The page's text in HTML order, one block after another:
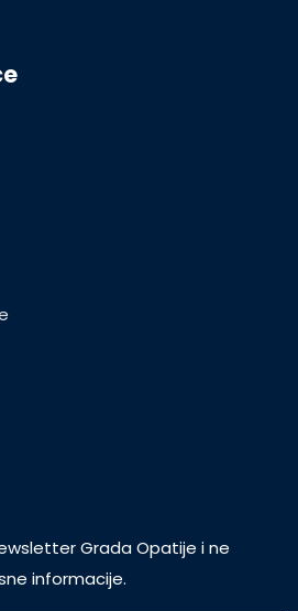
Grada Opatije i ne
informacije.